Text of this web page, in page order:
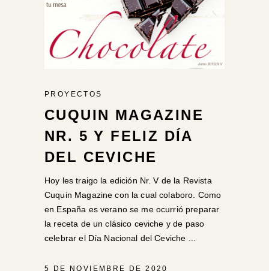
PROYECTOS
CUQUIN MAGAZINE
NR. 5 Y FELIZ DÍA
DEL CEVICHE
Hoy les traigo la edición Nr. V de la Revista
Cuquin Magazine con la cual colaboro. Como
en España es verano se me ocurrió preparar
la receta de un clásico ceviche y de paso
celebrar el Día Nacional del Ceviche
5 DE NOVIEMBRE DE 2020